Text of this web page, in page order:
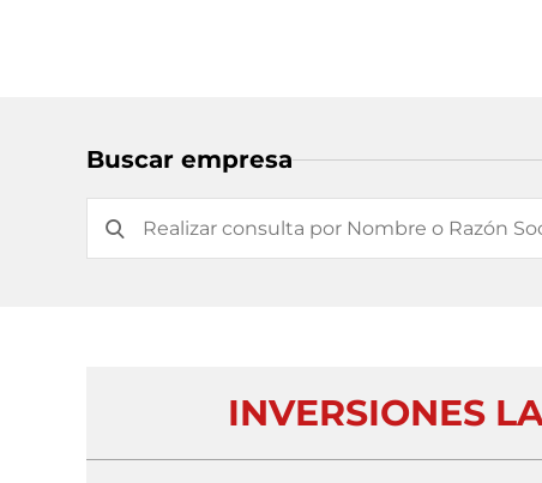
Buscar empresa
INVERSIONES